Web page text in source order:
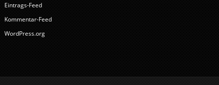
Eintrags-Feed
Kommentar-Feed
WordPress.org